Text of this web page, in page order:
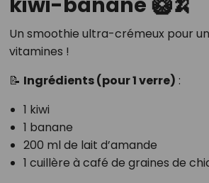
Un smoothie ultra-crémeux pour
vitamines !
📝 Ingrédients (pour 1 verre) :
1 kiwi
1 banane
200 ml de lait d’amande
1 cuillère à café de graines de